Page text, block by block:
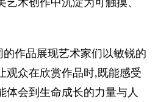
术创作中沉淀为可触摸、
作品展现艺术家们以敏锐的
观众在欣赏作品时,既能感受
体会到生命成长的力量与人